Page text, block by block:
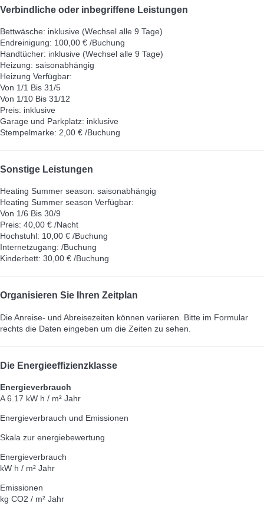
Verbindliche oder inbegriffene Leistungen
Bettwäsche: inklusive (Wechsel alle 9 Tage)
Endreinigung: 100,00 € /Buchung
Handtücher: inklusive (Wechsel alle 9 Tage)
Heizung: saisonabhängig
Heizung Verfügbar:
Von 1/1 Bis 31/5
Von 1/10 Bis 31/12
Preis: inklusive
Garage und Parkplatz: inklusive
Stempelmarke: 2,00 € /Buchung
Sonstige Leistungen
Heating Summer season: saisonabhängig
Heating Summer season Verfügbar:
Von 1/6 Bis 30/9
Preis: 40,00 € /Nacht
Hochstuhl: 10,00 € /Buchung
Internetzugang: /Buchung
Kinderbett: 30,00 € /Buchung
Organisieren Sie Ihren Zeitplan
Die Anreise- und Abreisezeiten können variieren. Bitte im Formular
rechts die Daten eingeben um die Zeiten zu sehen.
Die Energieeffizienzklasse
Energieverbrauch
A 6.17 kW h / m² Jahr
Energieverbrauch und Emissionen
Skala zur energiebewertung
Energieverbrauch
kW h / m² Jahr
Emissionen
kg CO2 / m² Jahr